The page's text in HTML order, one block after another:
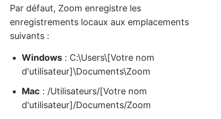
Par défaut, Zoom enregistre les
enregistrements locaux aux emplacements
suivants :
Windows : C:\Users\[Votre nom
d'utilisateur]\Documents\Zoom
Mac : /Utilisateurs/[Votre nom
d'utilisateur]/Documents/Zoom